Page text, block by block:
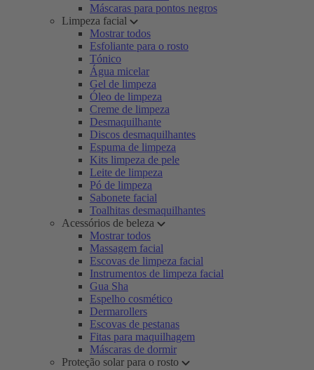
Máscaras para pontos negros
Limpeza facial
Mostrar todos
Esfoliante para o rosto
Tónico
Água micelar
Gel de limpeza
Óleo de limpeza
Creme de limpeza
Desmaquilhante
Discos desmaquilhantes
Espuma de limpeza
Kits limpeza de pele
Leite de limpeza
Pó de limpeza
Sabonete facial
Toalhitas desmaquilhantes
Acessórios de beleza
Mostrar todos
Massagem facial
Escovas de limpeza facial
Instrumentos de limpeza facial
Gua Sha
Espelho cosmético
Dermarollers
Escovas de pestanas
Fitas para maquilhagem
Máscaras de dormir
Proteção solar para o rosto